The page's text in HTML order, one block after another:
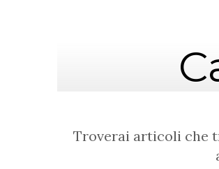
Troverai articoli che